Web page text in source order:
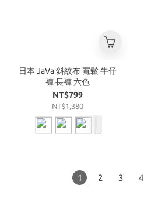
日本 JaVa 斜紋布 寬鬆 牛仔
褲 長褲 六色
NT$799
NT$1,380
1 2 3 4